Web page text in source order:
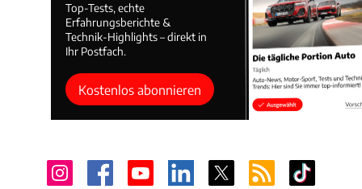
Top-Tests, echte
Erfahrungsberichte &
Technik-Highlights – direkt in
Ihr Postfach.
Kostenlos abonnieren